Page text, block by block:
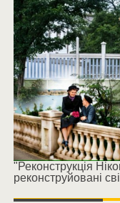
"Реконструкція
реконструйовані